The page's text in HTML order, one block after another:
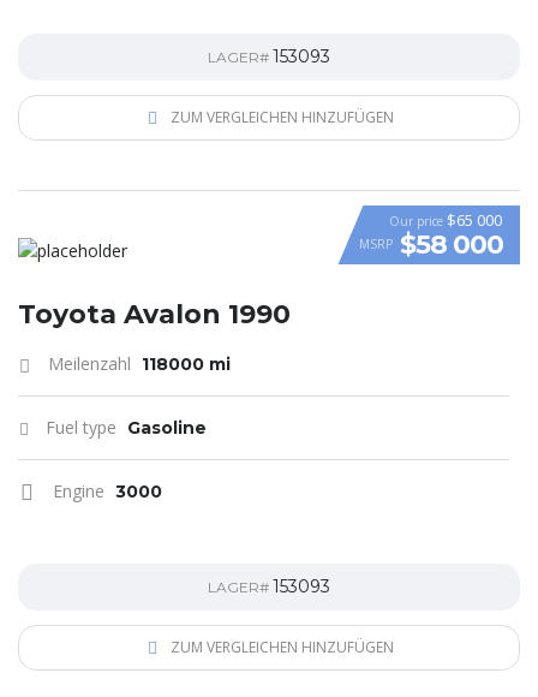
LAGER# 153093
ZUM VERGLEICHEN HINZUFÜGEN
VIDEO
Our price $65 000
MSRP $58 000
Toyota Avalon 1990
Meilenzahl 118000 mi
Fuel type Gasoline
Engine 3000
LAGER# 153093
ZUM VERGLEICHEN HINZUFÜGEN